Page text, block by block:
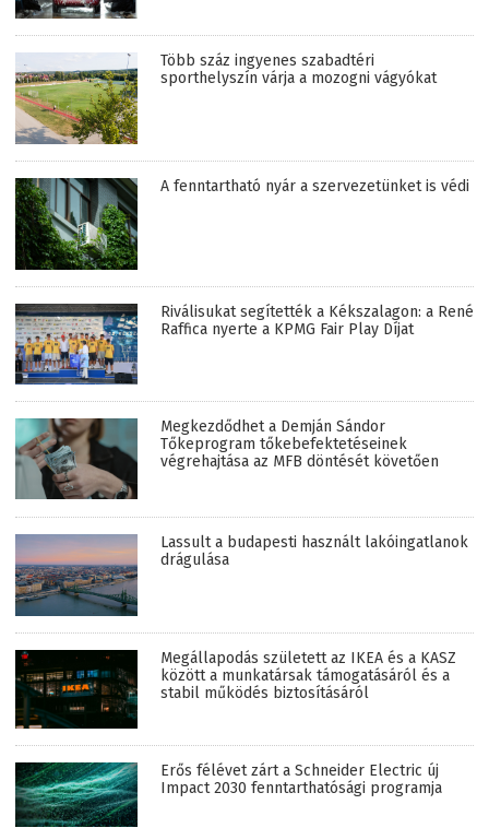
Több száz ingyenes szabadtéri
sporthelyszín várja a mozogni vágyókat
A fenntartható nyár a szervezetünket is védi
Riválisukat segítették a Kékszalagon: a René
Raffica nyerte a KPMG Fair Play Díjat
Megkezdődhet a Demján Sándor
Tőkeprogram tőkebefektetéseinek
végrehajtása az MFB döntését követően
Lassult a budapesti használt lakóingatlanok
drágulása
Megállapodás született az IKEA és a KASZ
között a munkatársak támogatásáról és a
stabil működés biztosításáról
Erős félévet zárt a Schneider Electric új
Impact 2030 fenntarthatósági programja